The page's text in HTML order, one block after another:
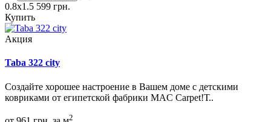
0.8х1.5 599 грн.
Купить
Акция
Taba 322 city
Создайте хорошее настроение в Вашем доме с детскими
ковриками от египетской фабрики MAC Carpet!Т..
2